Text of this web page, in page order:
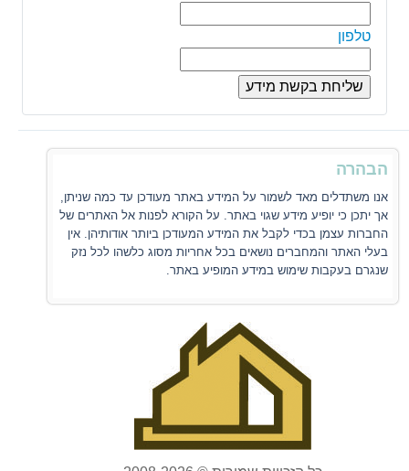
טלפון
הבהרה
אנו משתדלים מאד לשמור על המידע באתר מעודכן עד כמה שניתן,
אך יתכן כי יופיע מידע שגוי באתר. על הקורא לפנות אל האתרים של
החברות עצמן בכדי לקבל את המידע המעודכן ביותר אודותיהן. אין
בעלי האתר והמחברים נושאים בכל אחריות מסוג כלשהו לכל נזק
שנגרם בעקבות שימוש במידע המופיע באתר.